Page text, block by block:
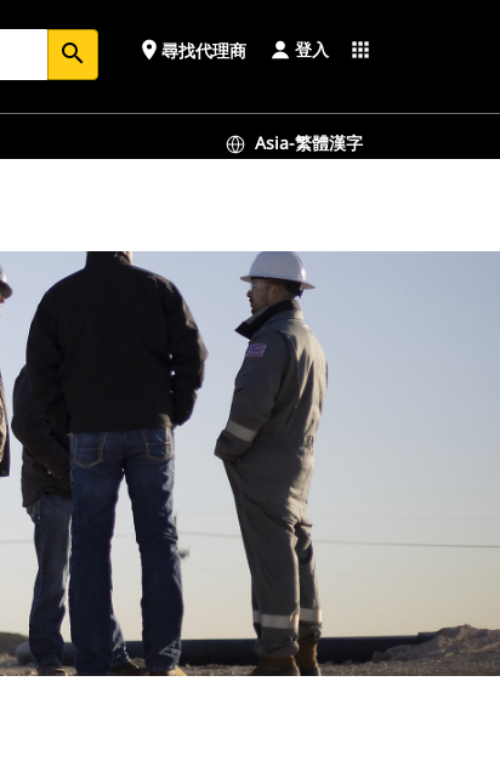
search place 尋找代理商 登入 apps
Asia-繁體漢字